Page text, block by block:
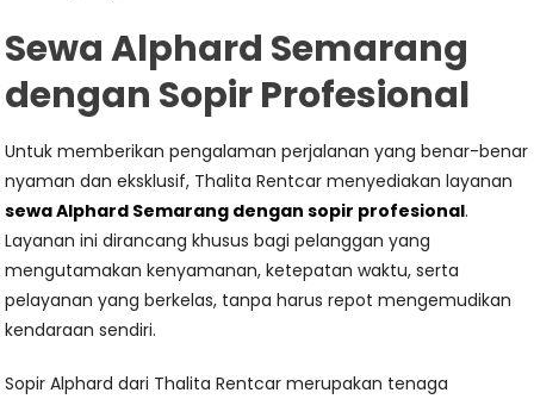
Sewa Alphard Semarang
dengan Sopir Profesional
Untuk memberikan pengalaman perjalanan yang benar-benar
nyaman dan eksklusif, Thalita Rentcar menyediakan layanan
sewa Alphard Semarang dengan sopir profesional.
Layanan ini dirancang khusus bagi pelanggan yang
mengutamakan kenyamanan, ketepatan waktu, serta
pelayanan yang berkelas, tanpa harus repot mengemudikan
kendaraan sendiri.
Sopir Alphard dari Thalita Rentcar merupakan tenaga